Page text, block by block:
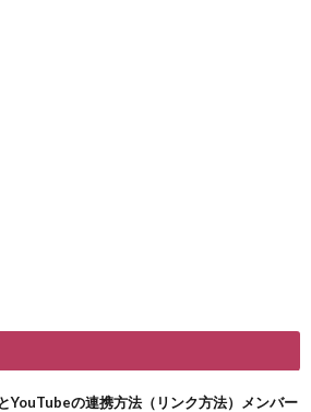
YouTubeの連携方法（リンク方法）メンバー